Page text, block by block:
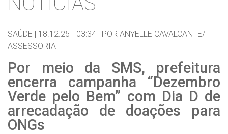
SAÚDE | 18.12.25 - 03:34 | POR ANYELLE CAVALCANTE/
ASSESSORIA
Por meio da SMS, prefeitura
encerra campanha “Dezembro
Verde pelo Bem” com Dia D de
arrecadação de doações para
ONGs